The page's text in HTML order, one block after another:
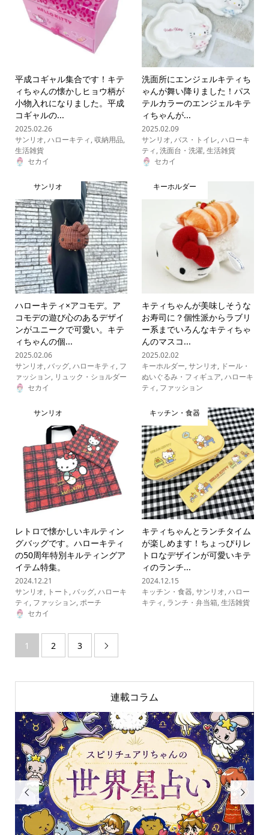
平成コギャル集合です！キテ
ィちゃんの懐かしヒョウ柄が
小物入れになりました。平成
コギャルの...
2025.02.26
サンリオ,ハローキティ, 収納用品,
生活雑貨
セカイ
洗面所にエンジェルキティち
ゃんが舞い降りました！パス
テルカラーのエンジェルキテ
ィちゃんが...
2025.02.09
サンリオ,バス・トイレ,ハローキ
ティ,洗面台・洗濯,生活雑貨
セカイ
サンリオ
ハローキティ×アコモデ。ア
コモデの遊び心のあるデザイ
ンがユニークで可愛い。キテ
ィちゃんの個...
2025.02.06
サンリオ,バッグ,ハローキティ, フ
ァッション, リュック・ショルダー
セカイ
キーホルダー
キティちゃんが美味しそうな
お寿司に？個性派からラブリ
ー系までいろんなキティちゃ
んのマスコ...
2025.02.02
キーホルダー,サンリオ, ドール・
ぬいぐるみ・フィギュア,ハローキ
ティ, ファッション
サンリオ
レトロで懐かしいキルティン
グバッグです。ハローキティ
の50周年特別キルティングア
イテム特集。
2024.12.21
サンリオ, トート ,バッグ,ハローキ
ティ, ファッション,ポーチ
セカイ
キッチン・食器
キティちゃんとランチタイム
が楽しめます！ちょっぴりレ
トロなデザインが可愛いキテ
ィのランチ...
2024.12.15
キッチン・食器,サンリオ,ハロー
キティ, ランチ・弁当箱,生活雑貨
1 2 3 
連載コラム
 